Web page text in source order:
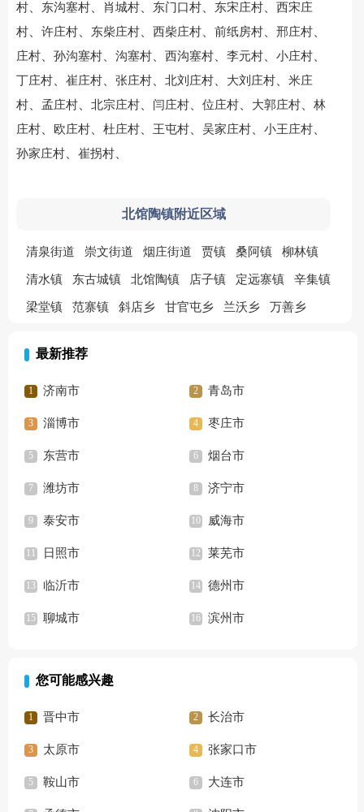
村
东沟塞村 肖城村 东门口村 东宋庄村
西宋庄
村
许庄村 东柴庄村 西柴庄村 前纸房村 邢庄村
庄村 孙沟塞村 沟塞村 西沟塞村 李元村 小庄村
丁庄村 崔庄村 张庄村 北刘庄村 大刘庄村
米庄
村
孟庄村 北宗庄村 闫庄村 位庄村 大郭庄村
林
庄村
欧庄村 杜庄村 王屯村 吴家庄村 小王庄村
孙家庄村 崔拐村
北馆陶镇附近区域
清泉街道 崇文街道 烟庄街道 贾镇 桑阿镇 柳林镇
清水镇 东古城镇 北馆陶镇 店子镇 定远寨镇 辛集镇
梁堂镇 范寨镇 斜店乡 甘官屯乡 兰沃乡 万善乡
最新推荐
济南市 青岛市
淄博市 枣庄市
东营市 烟台市
潍坊市 济宁市
泰安市 威海市
日照市 莱芜市
临沂市 德州市
聊城市 滨州市
您可能感兴趣
晋中市 长治市
太原市 张家口市
鞍山市 大连市